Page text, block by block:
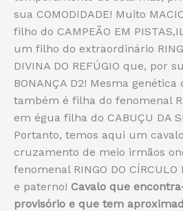
sua COMODIDADE! Muito
filho do CAMPEÃO EM
um filho do extraordinário
DIVINA DO REFÚGIO que, por
BONANÇA D2! Mesma
também é filha do fenomenal
em égua filha do CABUÇU DA
Portanto, temos aqui um
cruzamento de meio irmãos
fenomenal RINGO DO
e paterno! Cavalo que
provisório e que tem